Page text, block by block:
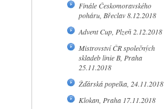
Finále Českomoravského
poháru, Břeclav 8.12.2018
Advent Cup, Plzeň 2.12.2018
Mistrovství ČR společných
skladeb linie B, Praha
25.11.2018
Žďárská popelka, 24.11.2018
Klokan, Praha 17.11.2018